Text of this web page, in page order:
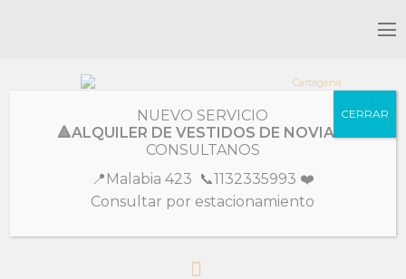
Niñas/Bat Mitzva/Comunión
Cartagena
Deslumbrante diseño super romántico, de brocato con glitters en degrade.
NUEVO SERVICIO
🔺ALQUILER DE VESTIDOS DE NOVIA🔺
CONSULTANOS
📍Malabia 423 📞1132335993 ❤️
Consultar por estacionamiento
CERRAR